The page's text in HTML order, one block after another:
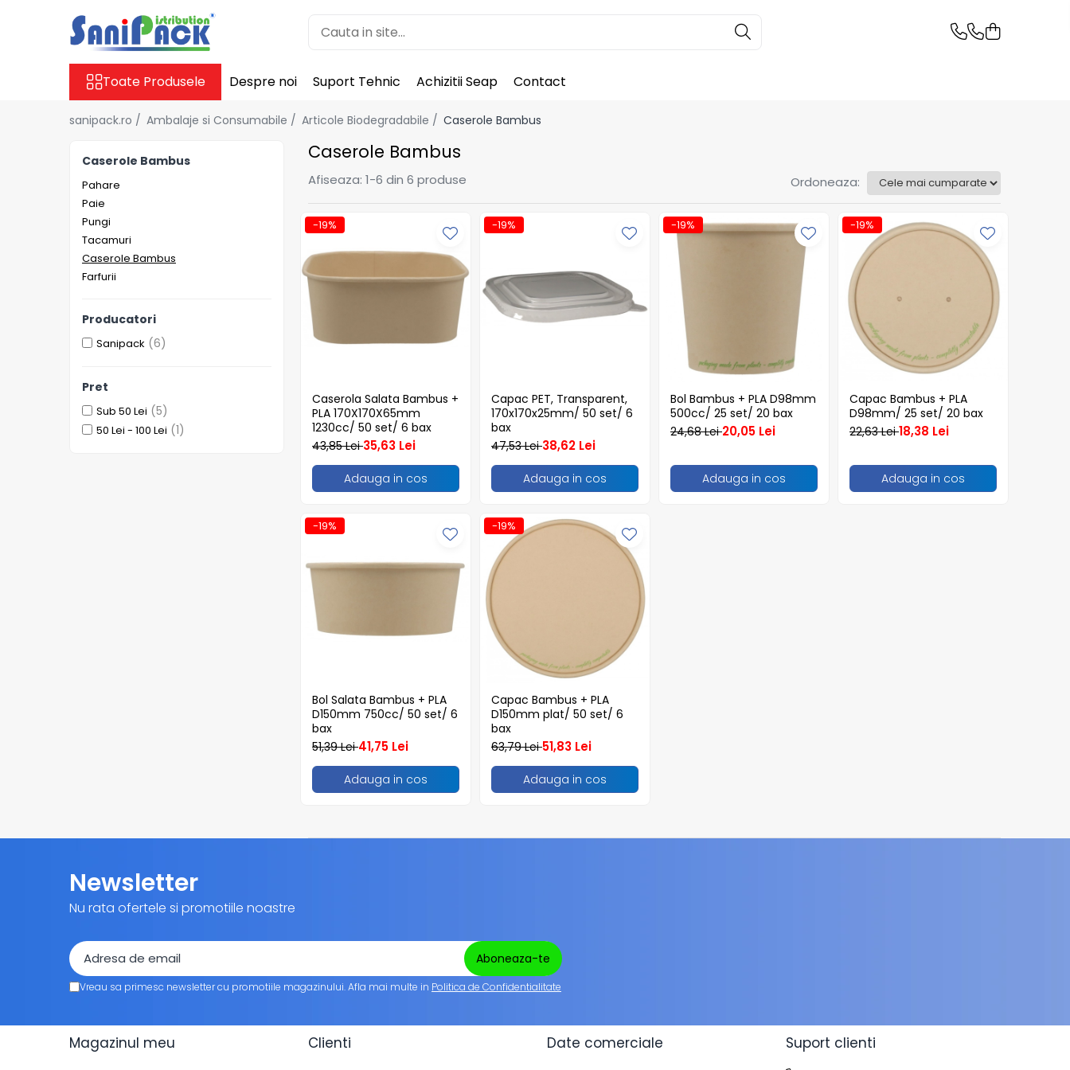
Toate Produsele
Produse de Curatenie
Detergenti pentru Rufe
Dozare Manuala
Detergenti pentru Vase
Spalare Automata
Spalare Manuala
Detergenti Degresanti
Detergenti Pardoseli
Detergenti Dezinfectanti
Produse pentru Piscina
Detergenti Ultra-Concentrati
Ambalaje si Consumabile
Hartie Copt
Port Tacam
Pungi Catering
Toate Produsele Despre noi Suport Tehnic Achizitii Seap Contact
sanipack.ro / Ambalaje si Consumabile / Articole Biodegradabile / Caserole Bambus
Caserole Bambus
Caserole Bambus
Pahare
Paie
Pungi
Tacamuri
Caserole Bambus
Farfurii
Producatori
Sanipack (6)
Pret
Sub 50 Lei (5)
50 Lei - 100 Lei (1)
Afiseaza: 1-6 din 6 produse Ordoneaza:
-19%
Caserola Salata Bambus +
PLA 170X170X65mm
1230cc/ 50 set/ 6 bax
43,85 Lei35,63 Lei
Adauga in cos
-19%
Capac PET, Transparent,
170x170x25mm/ 50 set/ 6
bax
47,53 Lei38,62 Lei
Adauga in cos
-19%
Bol Bambus + PLA D98mm
500cc/ 25 set/ 20 bax
24,68 Lei20,05 Lei
Adauga in cos
-19%
Capac Bambus + PLA
D98mm/ 25 set/ 20 bax
22,63 Lei18,38 Lei
Adauga in cos
-19%
Bol Salata Bambus + PLA
D150mm 750cc/ 50 set/ 6
bax
51,39 Lei41,75 Lei
Adauga in cos
-19%
Capac Bambus + PLA
D150mm plat/ 50 set/ 6
bax
63,79 Lei51,83 Lei
Adauga in cos
Newsletter
Nu rata ofertele si promotiile noastre
Vreau sa primesc newsletter cu promotiile magazinului. Afla mai multe in Politica de Confidentialitate
Magazinul meu Clienti Date comerciale Suport clienti